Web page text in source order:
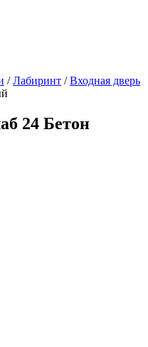
/Лабиринт /Входная дверь
24 Бетон